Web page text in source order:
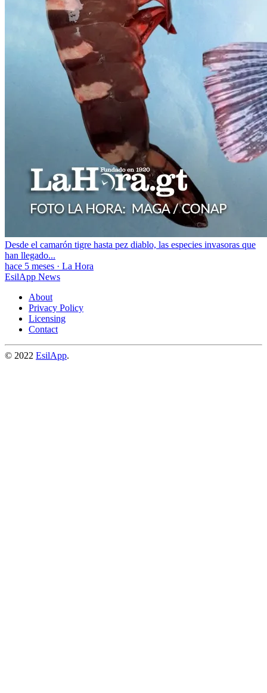
Desde el camarón tigre hasta pez diablo, las especies invasoras que
han llegado...
hace 5 meses · La Hora
EsilApp News
About
Privacy Policy
Licensing
Contact
© 2022 EsilApp.